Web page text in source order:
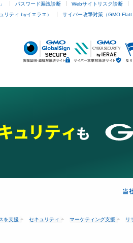
パスワード漏洩診断 Webサイトリスク診断
リティ byイエラエ） サイバー攻撃対策（GMO Flatt
を支援 セキュリティ マーケティング支援 リ